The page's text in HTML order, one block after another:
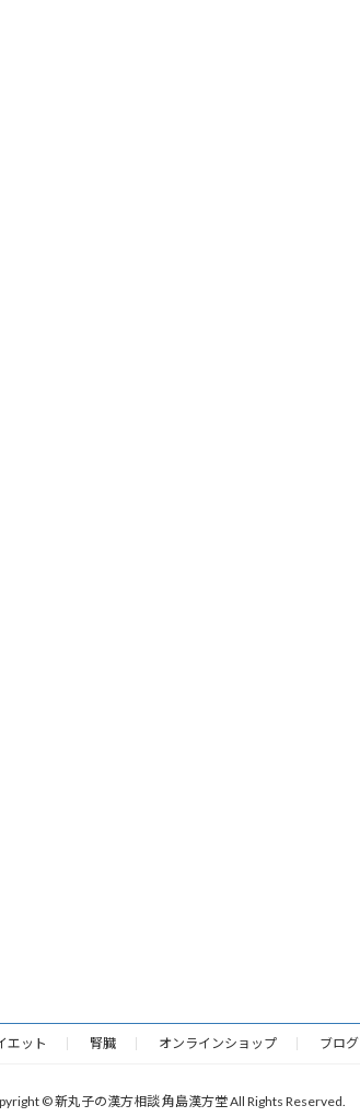
エット 腎臓 オンラインショップ ブログ
© 新丸子の漢方相談 角島漢方堂 All Rights Reserved.